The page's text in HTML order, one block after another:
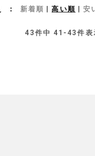
新着順 高い順 安
43件中 41 - 43件表